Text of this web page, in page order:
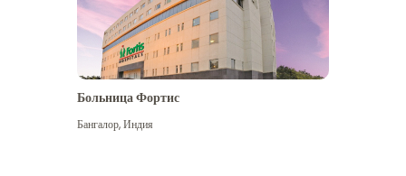
Больница Фортис
Бангалор,Индия